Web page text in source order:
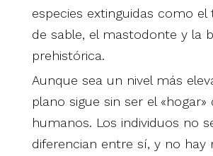
especies extinguidas como el
de sable, el mastodonte y la
prehistórica.
Aunque sea un nivel más
plano sigue sin ser el «hogar»
humanos. Los individuos no
diferencian entre sí, y no hay